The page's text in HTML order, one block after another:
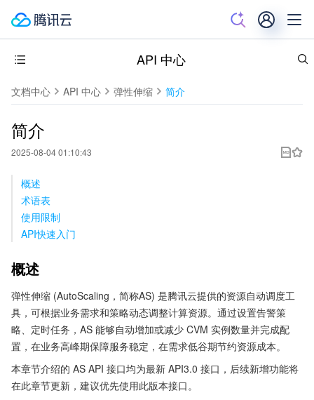
API 中心
文档中心 API 中心 弹性伸缩 简介
简介
2025-08-04 01:10:43
概述
术语表
使用限制
API快速入门
概述
弹性伸缩 (AutoScaling，简称AS) 是腾讯云提供的资源自动调度工
具，可根据业务需求和策略动态调整计算资源。通过设置告警策
略、定时任务，AS 能够自动增加或减少 CVM 实例数量并完成配
置，在业务高峰期保障服务稳定，在需求低谷期节约资源成本。
本章节介绍的 AS API 接口均为最新 API3.0 接口，后续新增功能将
在此章节更新，建议优先使用此版本接口。